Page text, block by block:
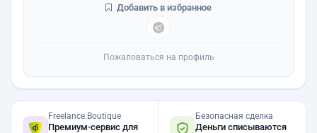
Добавить в избранное
Пожаловаться на профиль
Freelance.Boutique
Премиум-сервис для
Безопасная сделка
Деньги списываются